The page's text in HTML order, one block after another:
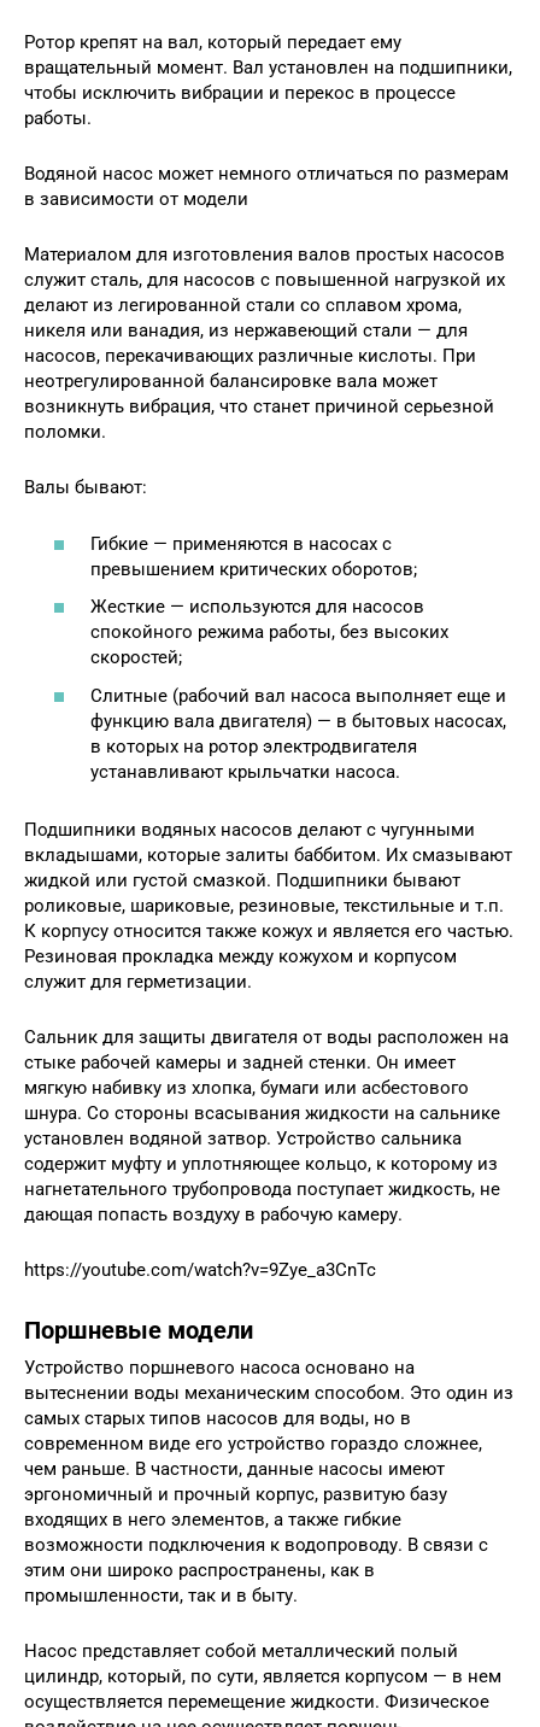
Ротор крепят на вал, который передает ему
вращательный момент. Вал установлен на подшипники,
чтобы исключить вибрации и перекос в процессе
работы.
Водяной насос может немного отличаться по размерам
в зависимости от модели
Материалом для изготовления валов простых насосов
служит сталь, для насосов с повышенной нагрузкой их
делают из легированной стали со сплавом хрома,
никеля или ванадия, из нержавеющий стали — для
насосов, перекачивающих различные кислоты. При
неотрегулированной балансировке вала может
возникнуть вибрация, что станет причиной серьезной
поломки.
Валы бывают:
Гибкие — применяются в насосах с
превышением критических оборотов;
Жесткие — используются для насосов
спокойного режима работы, без высоких
скоростей;
Слитные (рабочий вал насоса выполняет еще и
функцию вала двигателя) — в бытовых насосах,
в которых на ротор электродвигателя
устанавливают крыльчатки насоса.
Подшипники водяных насосов делают с чугунными
вкладышами, которые залиты баббитом. Их смазывают
жидкой или густой смазкой. Подшипники бывают
роликовые, шариковые, резиновые, текстильные и т.п.
К корпусу относится также кожух и является его частью.
Резиновая прокладка между кожухом и корпусом
служит для герметизации.
Сальник для защиты двигателя от воды расположен на
стыке рабочей камеры и задней стенки. Он имеет
мягкую набивку из хлопка, бумаги или асбестового
шнура. Со стороны всасывания жидкости на сальнике
установлен водяной затвор. Устройство сальника
содержит муфту и уплотняющее кольцо, к которому из
нагнетательного трубопровода поступает жидкость, не
дающая попасть воздуху в рабочую камеру.
https://youtube.com/watch?v=9Zye_a3CnTc
Поршневые модели
Устройство поршневого насоса основано на
вытеснении воды механическим способом. Это один из
самых старых типов насосов для воды, но в
современном виде его устройство гораздо сложнее,
чем раньше. В частности, данные насосы имеют
эргономичный и прочный корпус, развитую базу
входящих в него элементов, а также гибкие
возможности подключения к водопроводу. В связи с
этим они широко распространены, как в
промышленности, так и в быту.
Насос представляет собой металлический полый
цилиндр, который, по сути, является корпусом — в нем
осуществляется перемещение жидкости. Физическое